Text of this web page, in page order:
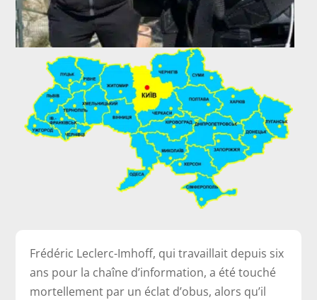
Frédéric Leclerc-Imhoff, qui travaillait depuis six
ans pour la chaîne d’information, a été touché
mortellement par un éclat d’obus, alors qu’il